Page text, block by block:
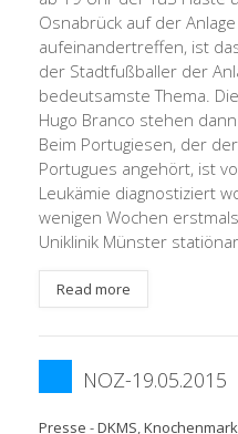
Osnabrück auf der
aufeinandertreffen, ist
der Stadtfußballer der
bedeutsamste Thema.
Hugo Branco stehen
Beim Portugiesen, der
Portugues angehört, ist
Leukämie diagnostiziert
wenigen Wochen
Uniklinik Münster
Read more
NOZ-19.05.2015
Presse -DKMS